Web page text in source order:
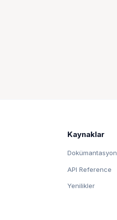
Kaynaklar
Dokümantasyon
API Reference
Yenilikler